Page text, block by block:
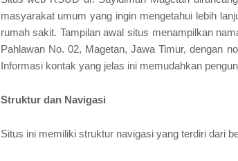
masyarakat umum yang ingin mengetahui lebih
rumah sakit. Tampilan awal situs menampilkan
Pahlawan No. 02, Magetan, Jawa Timur, dengan
Informasi kontak yang jelas ini memudahkan
Struktur dan Navigasi
Situs ini memiliki struktur navigasi yang terdiri dari